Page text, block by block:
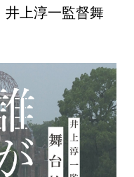
井上淳一監督舞